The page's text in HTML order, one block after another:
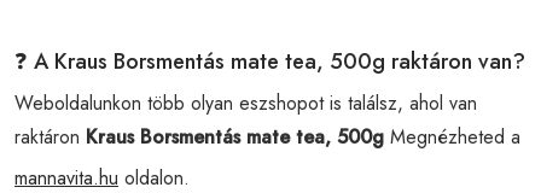
❓ A Kraus Borsmentás mate tea, 500g raktáron van?
Weboldalunkon több olyan eszshopot is találsz, ahol van
raktáron Kraus Borsmentás mate tea, 500g Megnézheted a
mannavita.hu oldalon.